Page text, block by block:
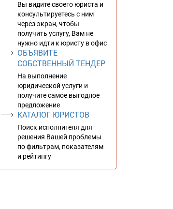
Вы видите своего юриста и
консультируетесь с ним
через экран, чтобы
получить услугу, Вам не
нужно идти к юристу в офис
ОБЪЯВИТЕ
СОБСТВЕННЫЙ ТЕНДЕР
На выполнение
юридической услуги и
получите самое выгодное
предложение
КАТАЛОГ ЮРИСТОВ
Поиск исполнителя для
решения Вашей проблемы
по фильтрам, показателям
и рейтингу